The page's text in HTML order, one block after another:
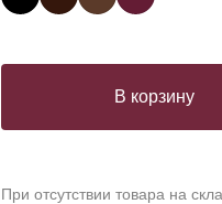
В корзину
При отсутствии товара на